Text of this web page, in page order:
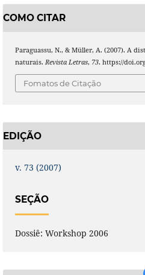
COMO CITAR
Paraguassu, N., & Müller, A. (2007). A
naturais. Revista Letras, 73. https://
Fomatos de Citação
EDIÇÃO
v. 73 (2007)
SEÇÃO
Dossiê: Workshop 2006